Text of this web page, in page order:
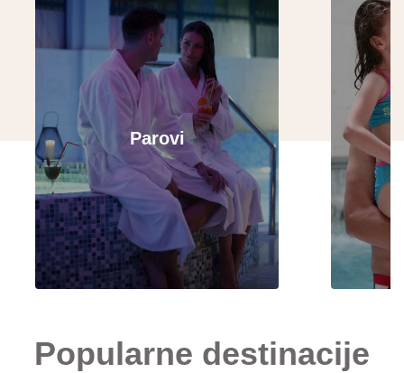
Parovi
Popularne destinacije